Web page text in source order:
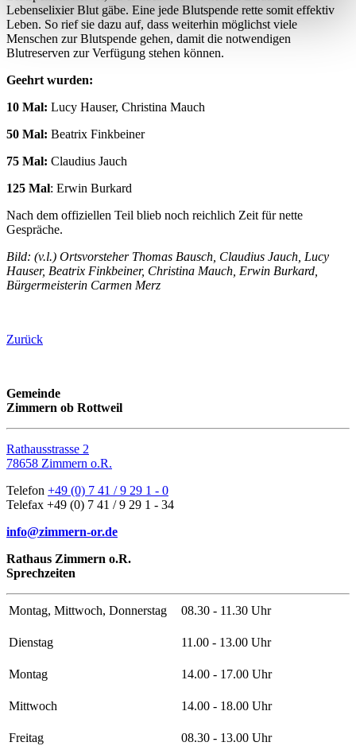
Lebenselixier Blut gäbe. Eine jede Blutspende rette somit effektiv
Leben. So rief sie dazu auf, dass weiterhin möglichst viele
Menschen zur Blutspende gehen, damit die notwendigen
Blutreserven zur Verfügung stehen können.
Geehrt wurden:
10 Mal: Lucy Hauser, Christina Mauch
50 Mal: Beatrix Finkbeiner
75 Mal: Claudius Jauch
125 Mal: Erwin Burkard
Nach dem offiziellen Teil blieb noch reichlich Zeit für nette
Gespräche.
Bild: (v.l.) Ortsvorsteher Thomas Bausch, Claudius Jauch, Lucy
Hauser, Beatrix Finkbeiner, Christina Mauch, Erwin Burkard,
Bürgermeisterin Carmen Merz
Zurück
Gemeinde
Zimmern ob Rottweil
Rathausstrasse 2
78658 Zimmern o.R.
Telefon +49 (0) 7 41 / 9 29 1 - 0
Telefax +49 (0) 7 41 / 9 29 1 - 34
info@zimmern-or.de
Rathaus Zimmern o.R.
Sprechzeiten
Montag, Mittwoch, Donnerstag 08.30 - 11.30 Uhr
Dienstag 11.00 - 13.00 Uhr
Montag 14.00 - 17.00 Uhr
Mittwoch 14.00 - 18.00 Uhr
Freitag 08.30 - 13.00 Uhr